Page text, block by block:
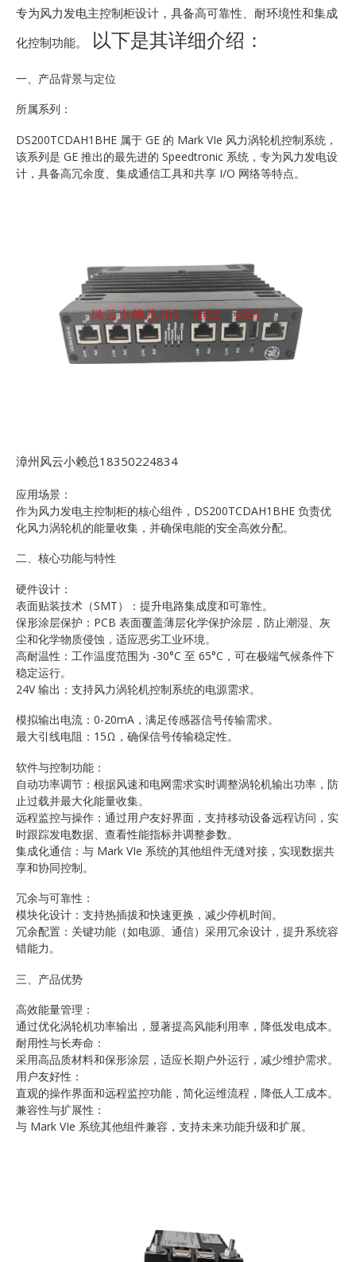
专为风力发电主控制柜设计，具备高可靠性、耐环境性和集成
化控制功能。
以下是其详细介绍：
一、产品背景与定位
所属系列：
DS200TCDAH1BHE 属于 GE 的 Mark VIe 风力涡轮机控制系统，
该系列是 GE 推出的最先进的 Speedtronic 系统，专为风力发电设
计，具备高冗余度、集成通信工具和共享 I/O 网络等特点。
漳州风云小赖总18350224834
应用场景：
作为风力发电主控制柜的核心组件，DS200TCDAH1BHE 负责优
化风力涡轮机的能量收集，并确保电能的安全高效分配。
二、核心功能与特性
硬件设计：
表面贴装技术（SMT）：提升电路集成度和可靠性。
保形涂层保护：PCB 表面覆盖薄层化学保护涂层，防止潮湿、灰
尘和化学物质侵蚀，适应恶劣工业环境。
高耐温性：工作温度范围为 -30°C 至 65°C，可在极端气候条件下
稳定运行。
24V 输出：支持风力涡轮机控制系统的电源需求。
模拟输出电流：0-20mA，满足传感器信号传输需求。
最大引线电阻：15Ω，确保信号传输稳定性。
软件与控制功能：
自动功率调节：根据风速和电网需求实时调整涡轮机输出功率，防
止过载并最大化能量收集。
远程监控与操作：通过用户友好界面，支持移动设备远程访问，实
时跟踪发电数据、查看性能指标并调整参数。
集成化通信：与 Mark VIe 系统的其他组件无缝对接，实现数据共
享和协同控制。
冗余与可靠性：
模块化设计：支持热插拔和快速更换，减少停机时间。
冗余配置：关键功能（如电源、通信）采用冗余设计，提升系统容
错能力。
三、产品优势
高效能量管理：
通过优化涡轮机功率输出，显著提高风能利用率，降低发电成本。
耐用性与长寿命：
采用高品质材料和保形涂层，适应长期户外运行，减少维护需求。
用户友好性：
直观的操作界面和远程监控功能，简化运维流程，降低人工成本。
兼容性与扩展性：
与 Mark VIe 系统其他组件兼容，支持未来功能升级和扩展。